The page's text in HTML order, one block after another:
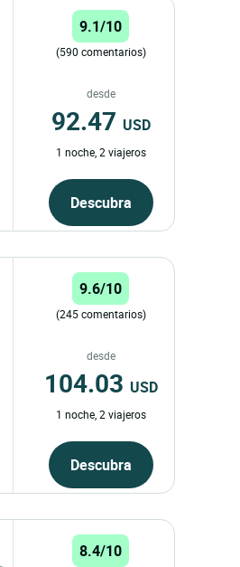
9.1/10
(590 comentarios)
desde
92.47 USD
1 noche, 2 viajeros
Descubra
9.6/10
(245 comentarios)
desde
104.03 USD
1 noche, 2 viajeros
Descubra
8.4/10